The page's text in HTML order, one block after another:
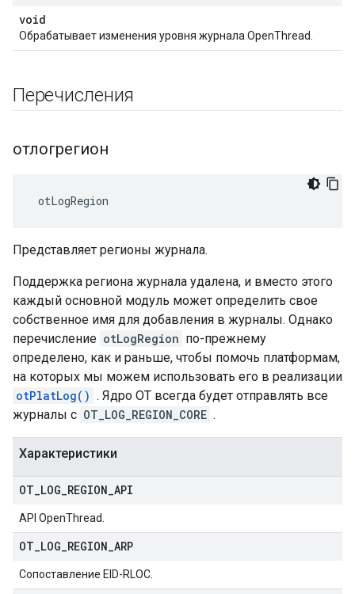
void
Обрабатывает изменения уровня журнала OpenThread.
Перечисления
отлогрегион
otLogRegion
Представляет регионы журнала.
Поддержка региона журнала удалена, и вместо этого
каждый основной модуль может определить свое
собственное имя для добавления в журналы. Однако
перечисление otLogRegion по-прежнему
определено, как и раньше, чтобы помочь платформам,
на которых мы можем использовать его в реализации
otPlatLog() . Ядро OT всегда будет отправлять все
журналы с OT_LOG_REGION_CORE .
Характеристики
OT LOG REGION API
API OpenThread.
OT LOG REGION ARP
Сопоставление EID-RLOC.